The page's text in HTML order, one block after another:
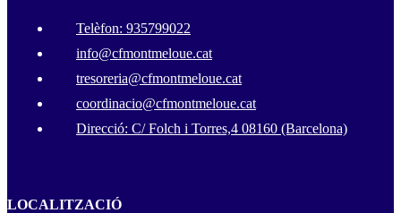
Telèfon: 935799022
info@cfmontmeloue.cat
tresoreria@cfmontmeloue.cat
coordinacio@cfmontmeloue.cat
Direcció: C/ Folch i Torres,4 08160 (Barcelona)
LOCALITZACIÓ